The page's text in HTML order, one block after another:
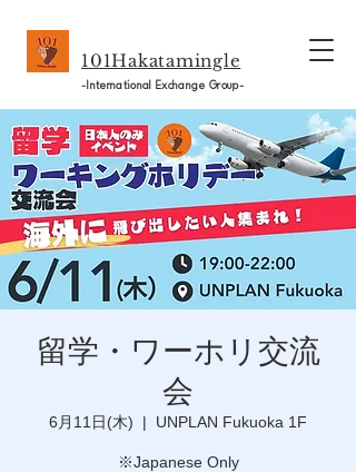
101Hakatamingle
-International Exchange Group-
留学・ワーホリ交流
会
6月11日(木)
  |
UNPLAN Fukuoka 1F
※Japanese Only